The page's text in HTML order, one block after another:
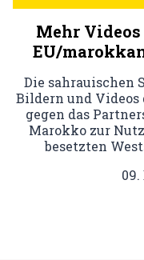
Mehr Videos
EU/
Die sahrauischen
Bildern und Videos
gegen das
Marokko zur
besetzten
09.